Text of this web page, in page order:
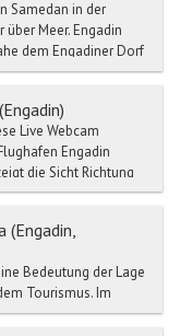
Samedan in der
Meer. Engadin
dem Engadiner Dorf
Live Webcam
Engadin
die Sicht Richtung
(Engadin,
Bedeutung der Lage
Tourismus. Im
als das